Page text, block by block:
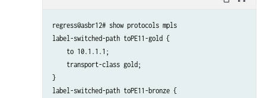
regress@asbr12# show protocols
label-switched-path toPE11-gold {
    to 10.1.1.1;
    transport-class gold;
}
label-switched-path toPE11-bronze {